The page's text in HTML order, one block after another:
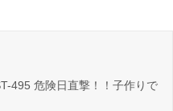
495 危険日直撃！！子作りで